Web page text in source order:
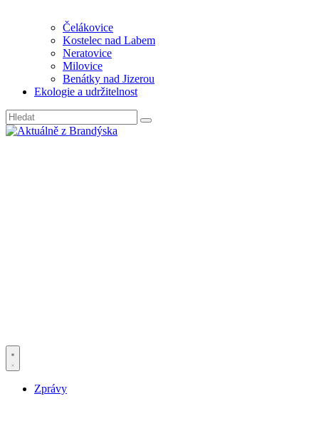
Čelákovice
Kostelec nad Labem
Neratovice
Milovice
Benátky nad Jizerou
Ekologie a udržitelnost
Zprávy